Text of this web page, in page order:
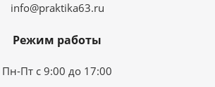
info@praktika63.ru
Режим работы
Пн-Пт с 9:00 до 17:00